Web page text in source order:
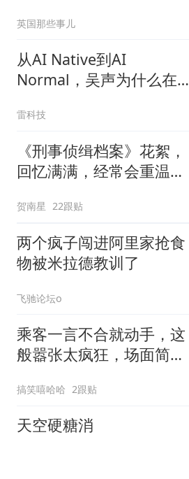
息？！
英国那些事儿
从AI Native到AI
Normal，吴声为什么在香
雷科技
《刑事侦缉档案》花絮，
回忆满满，经常会重温的
贺南星 22跟贴
两个疯子闯进阿里家抢食
物被米拉德教训了
飞驰论坛o
乘客一言不合就动手，这
般嚣张太疯狂，场面简直
搞笑嘻哈哈 2跟贴
天空硬糖消